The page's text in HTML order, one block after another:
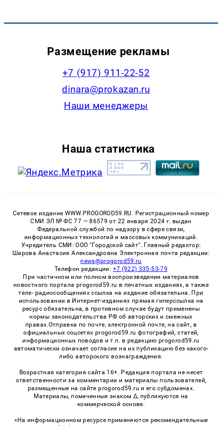
Размещение рекламы
+7 (917) 911-22-52
dinara@prokazan.ru
Наши менеджеры
Наша статистика
Сетевое издание WWW.PROGOROD59.RU. Регистрационный номер
СМИ ЭЛ № ФС 77 — 86579 от 22 января 2024 г. выдан
Федеральной службой по надзору в сфере связи,
информационных технологий и массовых коммуникаций.
Учредитель СМИ: ООО "Городской сайт". Главный редактор:
Шарова Анастасия Александровна Электронная почта редакции:
news@progorod59.ru
Телефон редакции: +7 (922) 335-53-79
При частичном или полном воспроизведении материалов
новостного портала progorod59.ru в печатных изданиях, а также
теле- радиосообщениях ссылка на издание обязательна. При
использовании в Интернет-изданиях прямая гиперссылка на
ресурс обязательна, в противном случае будут применены
нормы законодательства РФ об авторских и смежных
правах.Отправка по почте, электронной почте, на сайт, в
официальных соцсетях progorod59.ru фотографий, статей,
информационных поводов и т.п. в редакцию progorod59.ru
автоматически означает согласие на их публикацию без какого-
либо авторского вознаграждения.
Возрастная категория сайта 16+. Редакция портала не несет
ответственности за комментарии и материалы пользователей,
размещенные на сайте progorod59.ru и его субдоменах.
Материалы, помеченные знаком Δ, публикуются на
коммерческой основе.
«На информационном ресурсе применяются рекомендательные